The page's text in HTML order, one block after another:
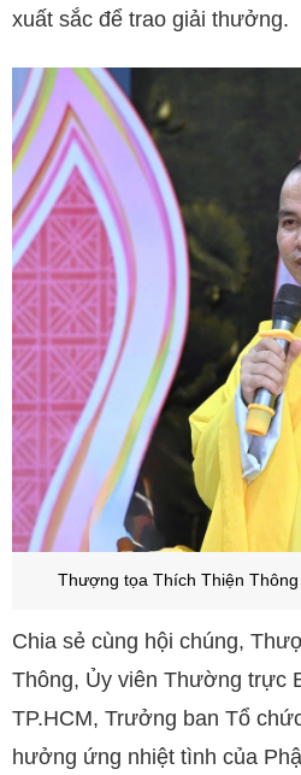
xuất sắc để trao giải thưởng.
Thượng tọa Thích Thiện
Chia sẻ cùng hội chúng,
Thông, Ủy viên Thường trực
TP.HCM, Trưởng ban Tổ
hưởng ứng nhiệt tình của